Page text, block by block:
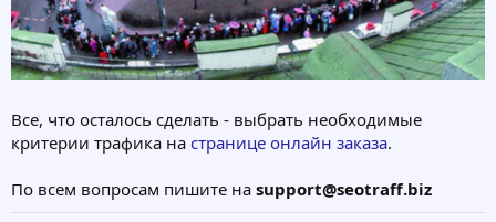
Все, что осталось сделать - выбрать необходимые
критерии трафика на странице онлайн заказа.
По всем вопросам пишите на support@seotraff.biz